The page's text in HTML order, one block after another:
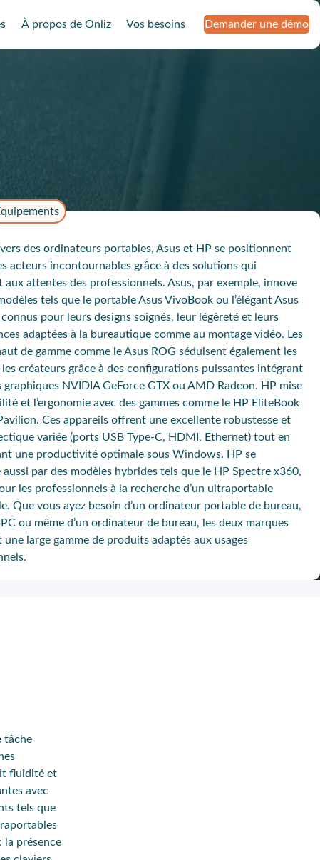
À propos de Onliz Vos besoins Demander une démo
des ordinateurs portables,Asus et HP se positionnent
acteurs incontournables grâce à des solutions qui
aux attentes des professionnels.Asus, par exemple, innove
tels que le portableAsus VivoBook ou l’élégantAsus
connus pour leurs designs soignés, leur légèreté et leurs
adaptées à la bureautique comme au montage vidéo. Les
de gamme comme le Asus ROG séduisent également les
les créateurs grâce à des configurations puissantes intégrant
graphiques NVIDIA GeForce GTX ou AMD Radeon. HP mise
et l’ergonomie avec des gammes comme le HP EliteBook
. Ces appareils offrent uneexcellente robustesse et
variée (ports USB Type-C, HDMI, Ethernet) tout en
une productivité optimale sous Windows. HP se
aussi par des modèles hybrides tels que le HP Spectre x360,
les professionnels à la recherche d’un ultraportable
Que vous ayez besoin d’un ordinateur portable de bureau,
ou même d’un ordinateur de bureau, les deux marques
une large gamme de produits adaptés aux usages
tâche
fluidité et
avec
tels que
: la présence